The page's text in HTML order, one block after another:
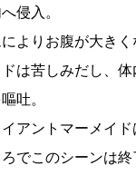
侵入。
よりお腹が大きく
は苦しみだし、
吐。
アントマーメイ
でこのシーンは終